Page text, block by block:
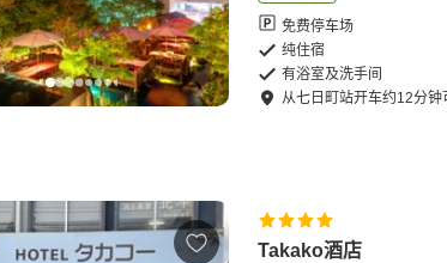
免费停车场
纯住宿
有浴室及洗手间
从七日町站开车约12分钟
Takako酒店